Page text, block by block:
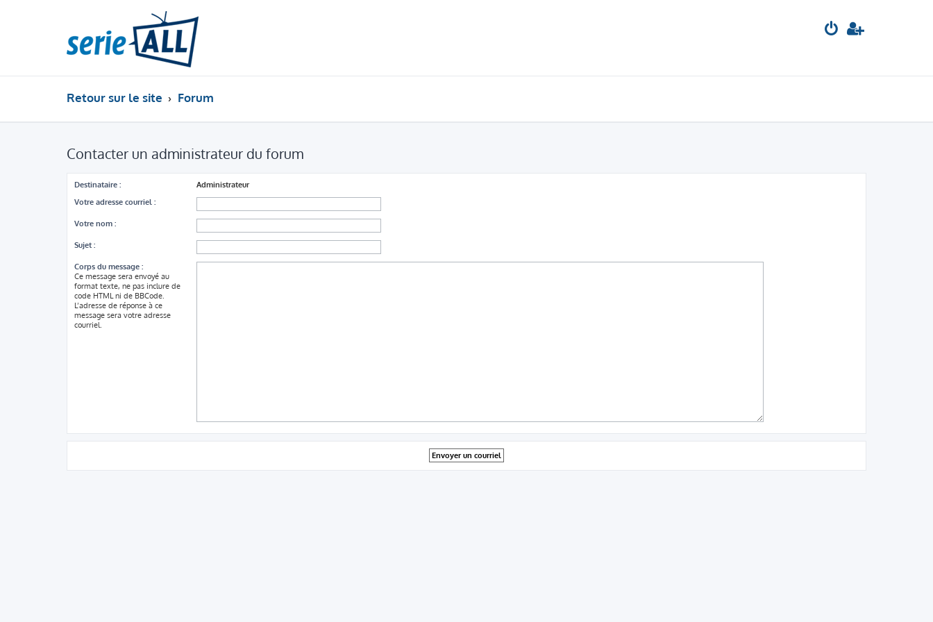
Retour sur le site Forum
Contacter un administrateur du forum
Destinataire :
Administrateur
Votre adresse courriel :
Votre nom :
Sujet :
Corps du message :
Ce message sera envoyé au
format texte, ne pas inclure de
code HTML ni de BBCode.
L’adresse de réponse à ce
message sera votre adresse
courriel.